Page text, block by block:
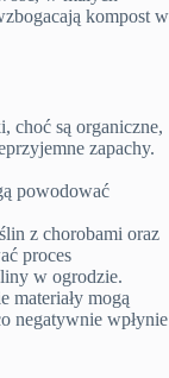
kompost w
choć są organiczne,
zapachy.
powodować
z chorobami oraz
proces
w ogrodzie.
materiały mogą
negatywnie wpłynie